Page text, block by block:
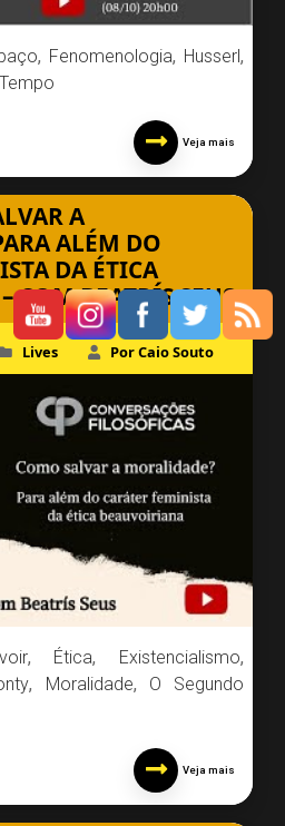
, Fenomenologia, Husserl,
Tempo
Veja mais
A
ALÉM DO
DA ÉTICA
COM BEATRÍS SEUS
Lives Por Caio Souto
, Ética, Existencialismo,
, Moralidade, O Segundo
Veja mais